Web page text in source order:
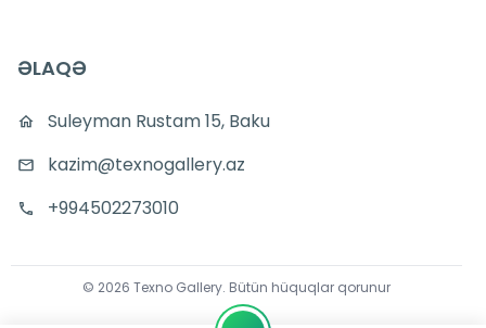
ƏLAQƏ
Suleyman Rustam 15, Baku
kazim@texnogallery.az
+994502273010
© 2026 Texno Gallery. Bütün hüquqlar qorunur